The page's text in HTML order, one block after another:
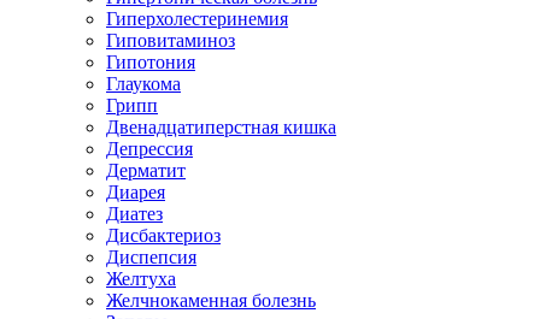
Гиперхолестеринемия
Гиповитаминоз
Гипотония
Глаукома
Грипп
Двенадцатиперстная кишка
Депрессия
Дерматит
Диарея
Диатез
Дисбактериоз
Диспепсия
Желтуха
Желчнокаменная болезнь